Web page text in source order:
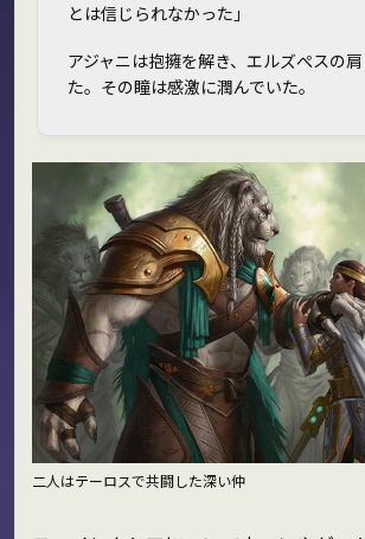
とは信じられなかった」
アジャニは抱擁を解き、エルズぺスの
た。その瞳は感激に潤んでいた。
二人はテーロスで共闘した深い仲